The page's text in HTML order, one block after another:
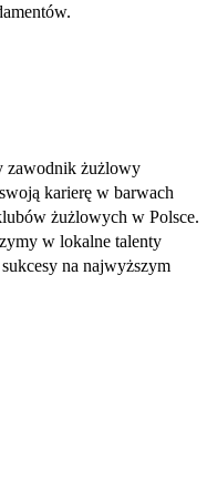
zawodnik żużlowy
karierę w barwach
żużlowych w Polsce.
w lokalne talenty
na najwyższym